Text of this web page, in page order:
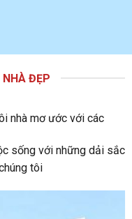
ĐẸP
nhà mơ ước với các
sống với những dải sắc
tôi